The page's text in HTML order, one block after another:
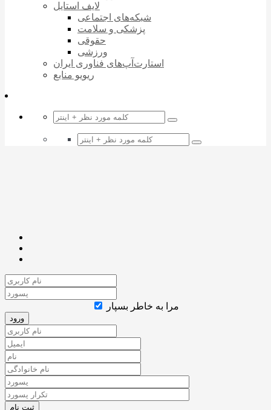
لایف استایل
شبکه‌های اجتماعی
پزشکی و سلامت
حقوقی
ورزشی
استارت‌آپ‌های فناوری ایران
ریویو منابع
مرا به خاطر بسپار